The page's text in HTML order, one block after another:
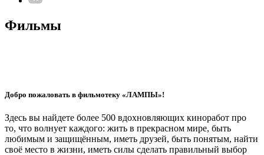
Фильмы
Добро пожаловать в фильмотеку «ЛАМПЫ»!
Здесь вы найдете более 500 вдохновляющих киноработ про
то, что волнует каждого: жить в прекрасном мире, быть
любимым и защищённым, иметь друзей, быть понятым, найти
своё место в жизни, иметь силы сделать правильный выбор